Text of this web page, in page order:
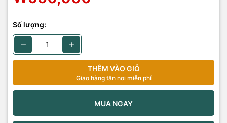
Số lượng:
THÊM VÀO GIỎ
Giao hàng tận nơi miễn phí
MUA NGAY